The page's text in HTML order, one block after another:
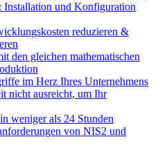
und Konfiguration
reduzieren &
den gleichen mathematischen
im Herz Ihres Unternehmens
nicht ausreicht, um Ihr
weniger als 24 Stunden
von NIS2 und